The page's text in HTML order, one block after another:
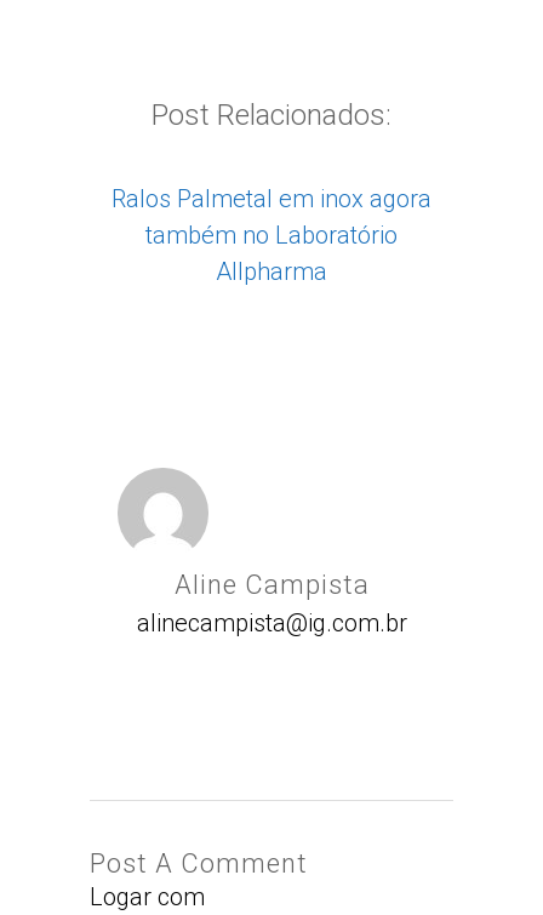
Post Relacionados:
Ralos Palmetal em inox agora
também no Laboratório
Allpharma
Aline Campista
alinecampista@ig.com.br
Post A Comment
Logar com